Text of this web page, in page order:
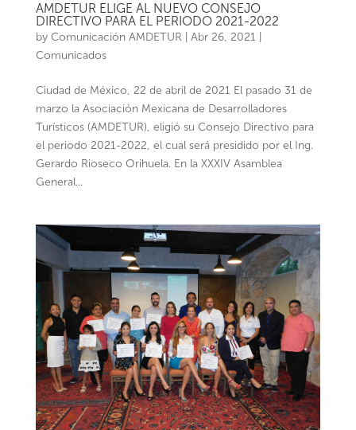
AMDETUR ELIGE AL NUEVO CONSEJO
DIRECTIVO PARA EL PERIODO 2021-2022
by Comunicación AMDETUR Abr 26, 2021
Comunicados
Ciudad de México, 22 de abril de 2021 El pasado 31 de
marzo la Asociación Mexicana de Desarrolladores
Turísticos (AMDETUR), eligió su Consejo Directivo para
el periodo 2021-2022, el cual será presidido por el Ing.
Gerardo Rioseco Orihuela. En la XXXIV Asamblea
General...